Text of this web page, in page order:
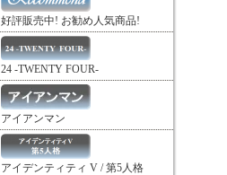
好評販売中! お勧め人気商品!
24 -TWENTY FOUR-
アイアンマン
アイデンティティ V / 第5人格